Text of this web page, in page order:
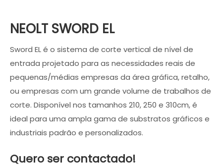
NEOLT SWORD EL
Sword EL é o sistema de corte vertical de nível de
entrada projetado para as necessidades reais de
pequenas/médias empresas da área gráfica, retalho,
ou empresas com um grande volume de trabalhos de
corte. Disponível nos tamanhos 210, 250 e 310cm, é
ideal para uma ampla gama de substratos gráficos e
industriais padrão e personalizados.
Quero ser contactado!